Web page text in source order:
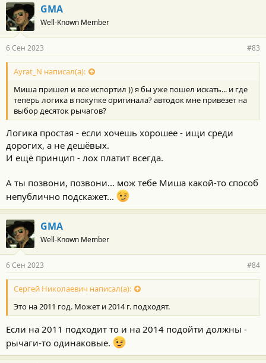
GMA
Well-Known Member
6 Сен 2023 #83
Ayrat_N написал(а):
Миша пришел и все испортил )) я бы уже пошел искать... и где
теперь логика в покупке оригинала? автодок мне привезет на
выбор десяток рычагов?
Логика простая - если хочешь хорошее - ищи среди
дорогих, а не дешёвых.
И ещё принцип - лох платит всегда.
А ты позвони, позвони... мож тебе Миша какой-то способ
непублично подскажет...
GMA
Well-Known Member
6 Сен 2023 #84
Сергей Николаевич написал(а):
Это на 2011 год. Может и 2014 г. подходят.
Если на 2011 подходит то и на 2014 подойти должны -
рычаги-то одинаковые.